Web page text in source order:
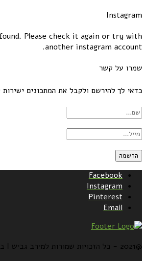
Instagram
Please check it again or try with
another instagram account.
שמרו על קשר
כדאי לך להירשם ולקבל את המתכונים ישירות
Facebook
Instagram
Pinterest
Email
@2021 - כל הזכויות שמורות למירב גביש | ביצוע